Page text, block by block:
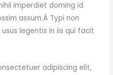
imperdiet doming id
assum.Â Typi non
legentis in iis qui facit
adipiscing elit,